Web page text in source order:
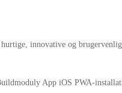
innovative og
App iOS PWA-